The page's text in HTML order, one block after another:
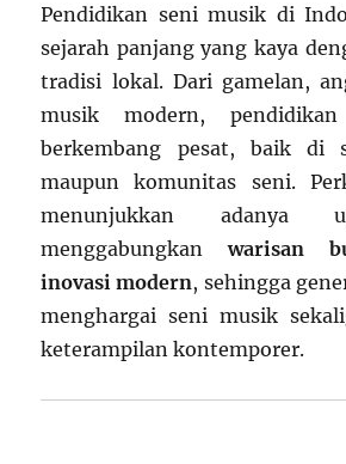
Pendidikan seni musik di
sejarah panjang yang kaya
tradisi lokal. Dari gamelan,
musik modern,
berkembang pesat, baik di
maupun komunitas seni.
menunjukkan adanya
menggabungkanwarisan
inovasi modern, sehingga
menghargai seni musik
keterampilan kontemporer.